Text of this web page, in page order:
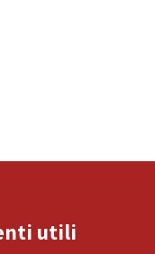
utili